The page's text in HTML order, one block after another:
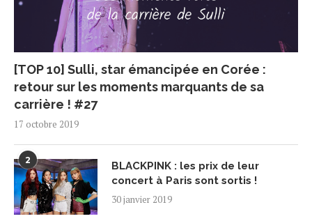
[TOP 10] Sulli, star émancipée en Corée :
retour sur les moments marquants de sa
carrière ! #27
17 octobre 2019
2
BLACKPINK : les prix de leur
concert à Paris sont sortis !
30 janvier 2019